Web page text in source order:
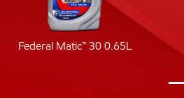
Federal Matic™ 30 0.65L